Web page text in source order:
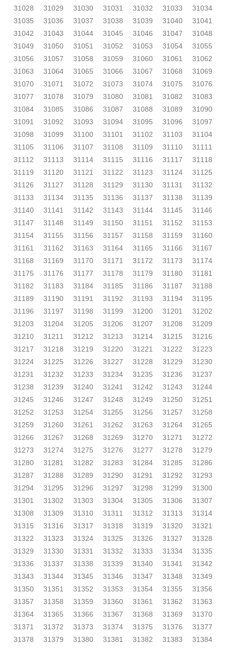
31028
31029 31030 31031 31032 31033
31034
31035
31036 31037 31038 31039 31040
31041
31042
31043 31044 31045 31046 31047
31048
31049
31050 31051 31052 31053 31054
31055
31056
31057 31058 31059 31060 31061
31062
31063
31064 31065 31066 31067 31068
31069
31070
31071 31072 31073 31074 31075
31076
31077
31078 31079 31080 31081 31082
31083
31084
31085 31086 31087 31088 31089
31090
31091
31092 31093 31094 31095 31096
31097
31098
31099 31100 31101 31102 31103
31104
31105
31106 31107 31108 31109 31110
31111
31112
31113 31114 31115 31116 31117
31118
31119
31120 31121 31122 31123 31124
31125
31126
31127 31128 31129 31130 31131
31132
31133
31134 31135 31136 31137 31138
31139
31140
31141 31142 31143 31144 31145
31146
31147
31148 31149 31150 31151 31152
31153
31154
31155 31156 31157 31158 31159
31160
31161
31162 31163 31164 31165 31166
31167
31168
31169 31170 31171 31172 31173
31174
31175
31176 31177 31178 31179 31180
31181
31182
31183 31184 31185 31186 31187
31188
31189
31190 31191 31192 31193 31194
31195
31196
31197 31198 31199 31200 31201
31202
31203
31204 31205 31206 31207 31208
31209
31210
31211 31212 31213 31214 31215
31216
31217
31218 31219 31220 31221 31222
31223
31224
31225 31226 31227 31228 31229
31230
31231
31232 31233 31234 31235 31236
31237
31238
31239 31240 31241 31242 31243
31244
31245
31246 31247 31248 31249 31250
31251
31252
31253 31254 31255 31256 31257
31258
31259
31260 31261 31262 31263 31264
31265
31266
31267 31268 31269 31270 31271
31272
31273
31274 31275 31276 31277 31278
31279
31280
31281 31282 31283 31284 31285
31286
31287
31288 31289 31290 31291 31292
31293
31294
31295 31296 31297 31298 31299
31300
31301
31302 31303 31304 31305 31306
31307
31308
31309 31310 31311 31312 31313
31314
31315
31316 31317 31318 31319 31320
31321
31322
31323 31324 31325 31326 31327
31328
31329
31330 31331 31332 31333 31334
31335
31336
31337 31338 31339 31340 31341
31342
31343
31344 31345 31346 31347 31348
31349
31350
31351 31352 31353 31354 31355
31356
31357
31358 31359 31360 31361 31362
31363
31364
31365 31366 31367 31368 31369
31370
31371
31372 31373 31374 31375 31376
31377
31378
31379 31380 31381 31382 31383
31384